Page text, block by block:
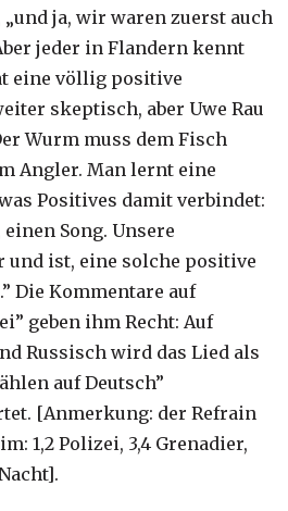
„und ja, wir waren zuerst auch
jeder in Flandern kennt
eine völlig positive
skeptisch, aber Uwe Rau
Wurm muss dem Fisch
Angler. Man lernt eine
Positives damit verbindet:
Song. Unsere
und ist, eine solche positive
Die Kommentare auf
geben ihm Recht: Auf
Russisch wird das Lied als
auf Deutsch”
[Anmerkung: der Refrain
1,2 Polizei, 3,4 Grenadier,